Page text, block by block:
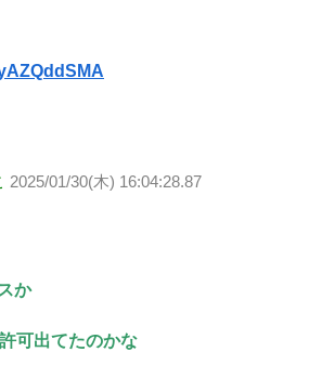
2025/01/30(木) 16:04:28.87
か
可出てたのかな